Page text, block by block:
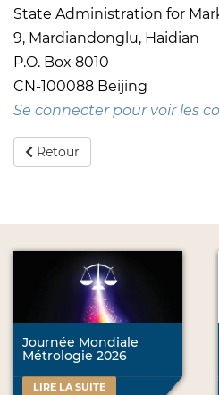
State Administration for
9, Mardiandonglu, Haidian
P.O. Box 8010
CN-100088 Beijing
Se connecter pour voir les
Retour
Journée Mondiale
Métrologie 2026
LIRE LA SUITE